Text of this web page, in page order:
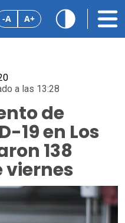
-A A+
a las 13:28
de
19 en Los
138
viernes